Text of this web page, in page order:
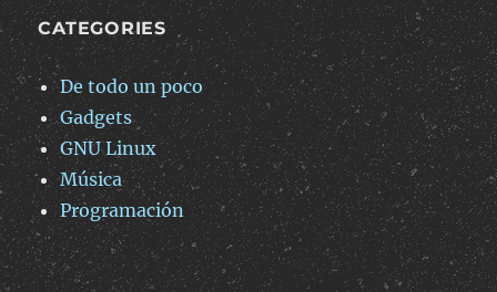
CATEGORIES
De todo un poco
Gadgets
GNU Linux
Música
Programación